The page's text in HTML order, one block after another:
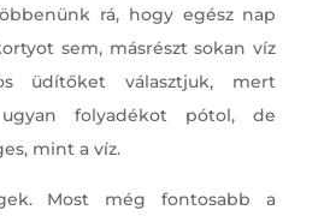
rá, hogy egész nap
sem, másrészt sokan víz
üdítőket választjuk, mert
folyadékot pótol, de
mint a víz.
Most még fontosabb a